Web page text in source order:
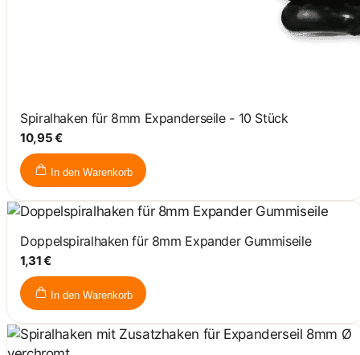
Spiralhaken für 8mm Expanderseile - 10 Stück
10,95 €
In den Warenkorb
Doppelspiralhaken für 8mm Expander Gummiseile
1,31 €
In den Warenkorb